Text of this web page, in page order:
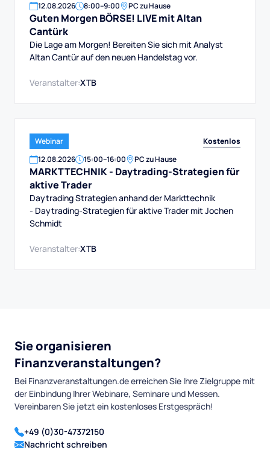
12.08.2026 8:00–9:00 PC zu Hause
Guten Morgen BÖRSE! LIVE mit Altan
Cantürk
Die Lage am Morgen! Bereiten Sie sich mit Analyst
Altan Cantür auf den neuen Handelstag vor.
Veranstalter:XTB
Webinar
Kostenlos
12.08.2026 15:00–16:00 PC zu Hause
MARKTTECHNIK - Daytrading-Strategien für
aktive Trader
Daytrading Strategien anhand der Markttechnik
- Daytrading-Strategien für aktive Trader mit Jochen
Schmidt
Veranstalter:XTB
Sie organisieren
Finanzveranstaltungen?
Bei Finanzveranstaltungen.de erreichen Sie Ihre Zielgruppe mit
der Einbindung Ihrer Webinare, Seminare und Messen.
Vereinbaren Sie jetzt ein kostenloses Erstgespräch!
+49 (0)30-47372150
Nachricht schreiben